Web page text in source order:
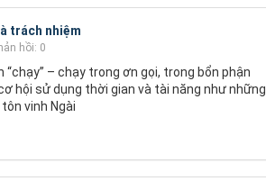
trách nhiệm
hồi: 0
– chạy trong ơn gọi, trong bổn phận
hội sử dụng thời gian và tài năng như những
vinh Ngài